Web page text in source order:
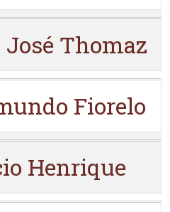
Thomaz
Fiorelo
Henrique